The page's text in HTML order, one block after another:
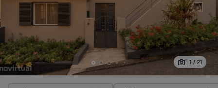
1 / 21